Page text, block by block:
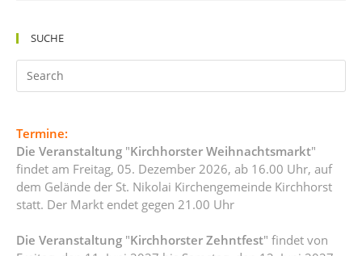
SUCHE
Termine:
Die Veranstaltung "Kirchhorster Weihnachtsmarkt"
findet am Freitag, 05. Dezember 2026, ab 16.00 Uhr, auf
dem Gelände der St. Nikolai Kirchengemeinde Kirchhorst
statt. Der Markt endet gegen 21.00 Uhr
Die Veranstaltung "Kirchhorster Zehntfest" findet von